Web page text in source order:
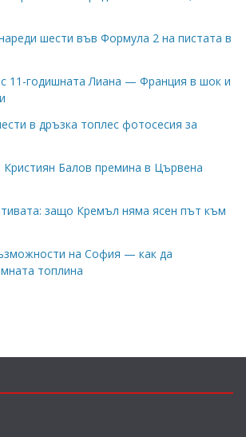
шести във Формула 2 на пистата в
11-годишната Лиана — Франция в шок и
в дръзка топлес фотосесия за
Кристиян Балов премина в Цървена
защо Кремъл няма ясен път към
на София — как да
топлина